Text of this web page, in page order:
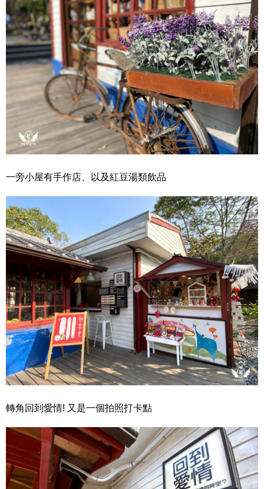
一旁小屋有手作店、以及紅豆湯類飲品
轉角回到愛情! 又是一個拍照打卡點